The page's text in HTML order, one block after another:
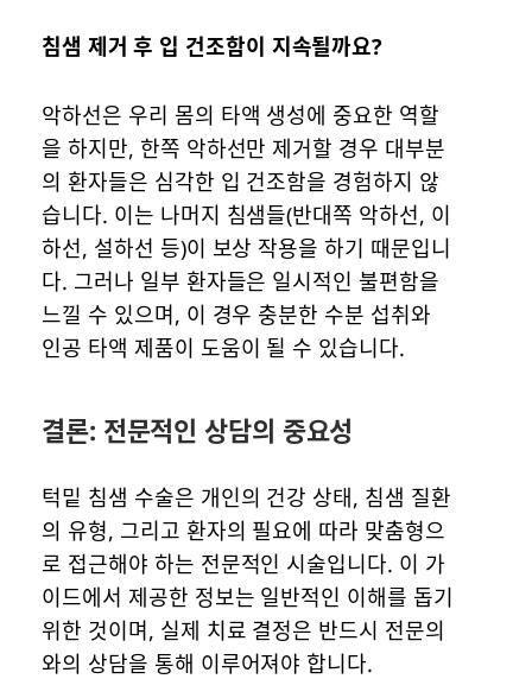
침샘 제거 후 입 건조함이 지속될까요?
악하선은 우리 몸의 타액 생성에 중요한 역할
을 하지만, 한쪽 악하선만 제거할 경우 대부분
의 환자들은 심각한 입 건조함을 경험하지 않
습니다. 이는 나머지 침샘들(반대쪽 악하선, 이
하선, 설하선 등)이 보상 작용을 하기 때문입니
다. 그러나 일부 환자들은 일시적인 불편함을
느낄 수 있으며, 이 경우 충분한 수분 섭취와
인공 타액 제품이 도움이 될 수 있습니다.
결론: 전문적인 상담의 중요성
턱밑 침샘 수술은 개인의 건강 상태, 침샘 질환
의 유형, 그리고 환자의 필요에 따라 맞춤형으
로 접근해야 하는 전문적인 시술입니다. 이 가
이드에서 제공한 정보는 일반적인 이해를 돕기
위한 것이며, 실제 치료 결정은 반드시 전문의
와의 상담을 통해 이루어져야 합니다.